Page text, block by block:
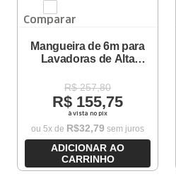
Comparar
Mangueira de 6m para
Lavadoras de Alta
Pistola Better
R$ 257,80
R$ 155,75
à vista no pix
ou 5x de R$32,79 sem juros
ADICIONAR AO
CARRINHO